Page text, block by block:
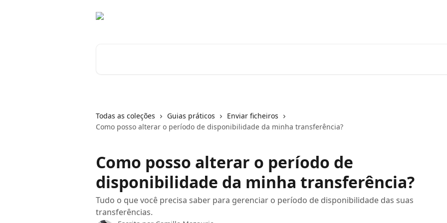
Todas as coleções Guias práticos
Enviar ficheiros
Como posso alterar o período de disponibilidade da minha transferência?
Como posso alterar o período de
disponibilidade da minha transferência?
Tudo o que você precisa saber para gerenciar o período de disponibilidade das suas
transferências.